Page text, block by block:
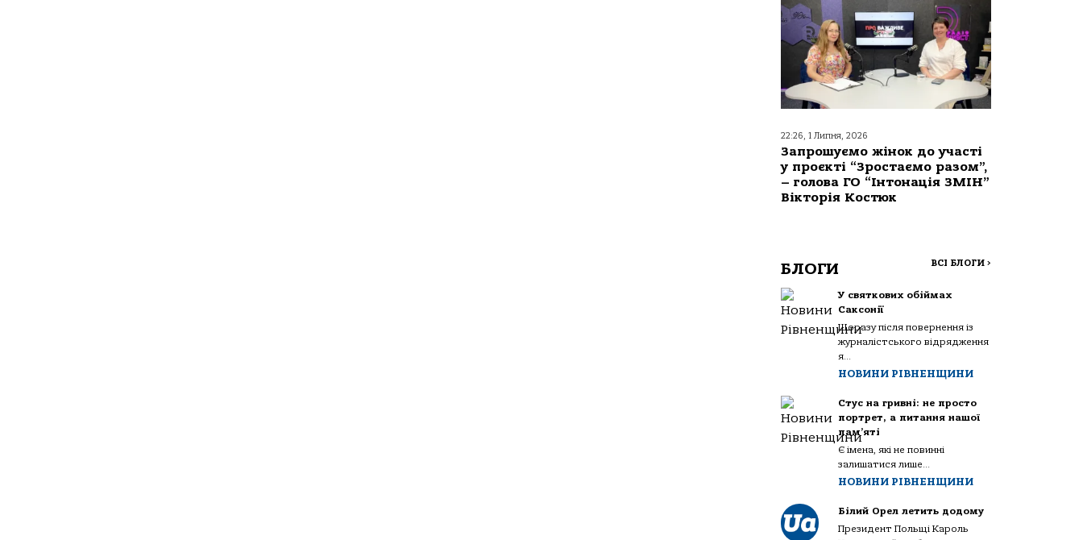
22:26, 1 Липня, 2026
Запрошуємо жінок до участі
у проєкті “Зростаємо разом”,
– голова ГО “Інтонація ЗМІН”
Вікторія Костюк
БЛОГИ ВСІ БЛОГИ >
У святкових обіймах
Саксонії
Щоразу після повернення із
журналістського відрядження
я...
НОВИНИ РІВНЕНЩИНИ
Стус на гривні: не просто
портрет, а питання нашої
пам’яті
Є імена, які не повинні
залишатися лише...
НОВИНИ РІВНЕНЩИНИ
Білий Орел летить додому
Президент Польщі Кароль